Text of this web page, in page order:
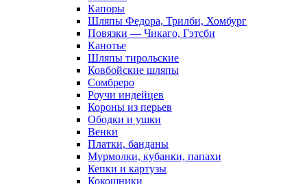
Капоры
Шляпы Федора, Трилби, Хомбург
Повязки — Чикаго, Гэтсби
Канотье
Шляпы тирольские
Ковбойские шляпы
Сомбреро
Роучи индейцев
Короны из перьев
Ободки и ушки
Венки
Платки, банданы
Мурмолки, кубанки, папахи
Кепки и картузы
Кокошники